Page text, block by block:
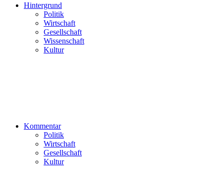
Hintergrund
Politik
Wirtschaft
Gesellschaft
Wissenschaft
Kultur
Kommentar
Politik
Wirtschaft
Gesellschaft
Kultur